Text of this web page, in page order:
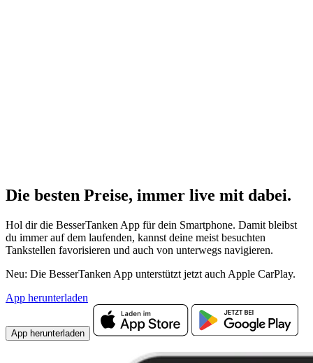
Die besten Preise, immer live mit dabei.
Hol dir die BesserTanken App für dein Smartphone. Damit bleibst
du immer auf dem laufenden, kannst deine meist besuchten
Tankstellen favorisieren und auch von unterwegs navigieren.
Neu: Die BesserTanken App unterstützt jetzt auch Apple CarPlay.
App herunterladen
App herunterladen